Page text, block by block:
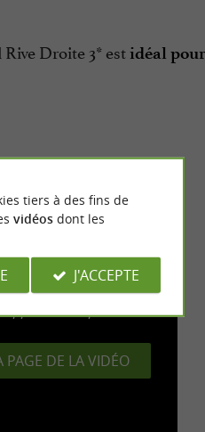
Droite 3* estidéal
opposé au dépôt
PAGE DE LA VIDÉO
tiers à des fins de
vidéosdont les
J'ACCEPTE